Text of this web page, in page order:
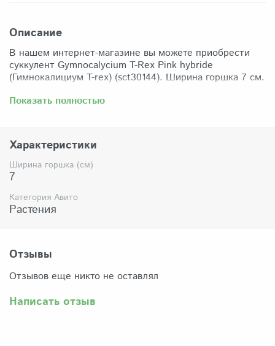
Описание
В нашем интернет-магазине вы можете приобрести
суккулент Gymnocalycium T-Rex Pink hybride
(Гимнокалициум T-rex) (sct30144). Ширина горшка 7 см.
Забрать растение можно самовывозом из нашего
по России осуществляется через Яндекс-доставку или
СДЭК.
Комплектация:
Растение (отправляется с открытой корневой
системой, это норма для всех суккулентов, они
Показать полностью
Характеристики
Ширина горшка (см)
7
Категория Авито
Растения
Отзывы
Отзывов еще никто не оставлял
Написать отзыв